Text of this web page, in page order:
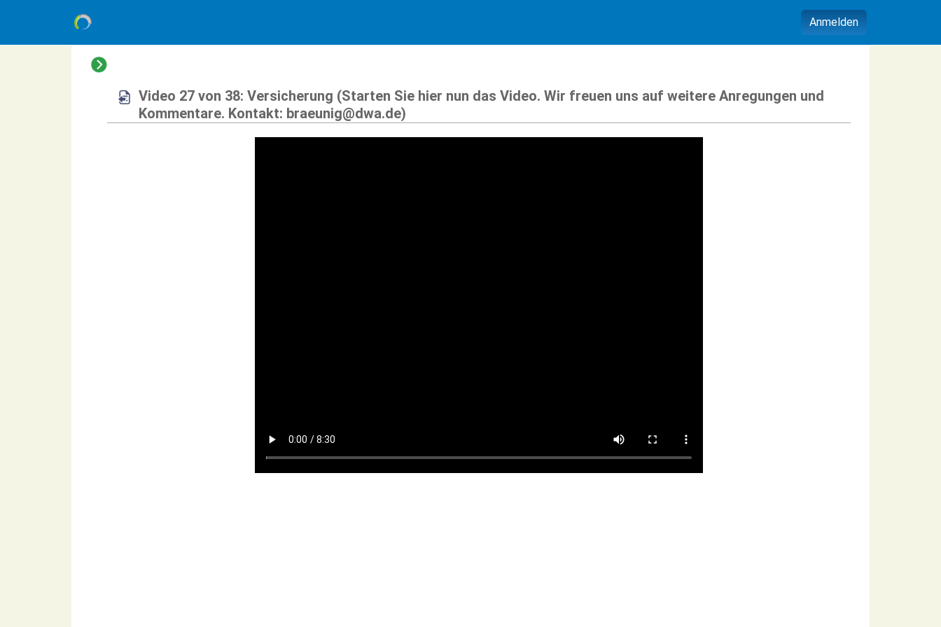
Anmelden
Video 27 von 38: Versicherung (Starten Sie hier nun das Video. Wir freuen uns auf weitere Anregungen und
Kommentare. Kontakt: braeunig@dwa.de)